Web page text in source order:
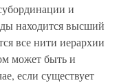
и
находится высший
все нити иерархии
может быть и
если существует